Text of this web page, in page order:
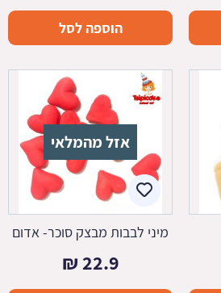
הוספה לסל
אזל מהמלאי
מיני לבבות מבצק סוכר- אדום
22.9
₪